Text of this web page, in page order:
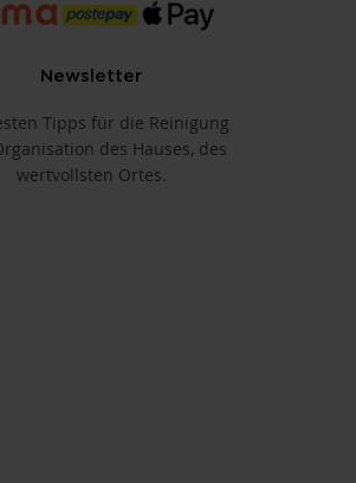
Newsletter
Tipps für die Reinigung
des Hauses, des
wertvollsten Ortes.